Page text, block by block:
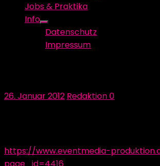
Jobs & Praktika
Info
Show
sub
menu
Datenschutz
Impressum
Posted
26. Januar 2012Author
Redaktion0
https://www.eventmedia-
page_id=4416